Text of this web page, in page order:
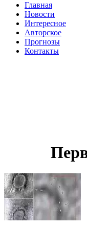
Главная
Новости
Интересное
Авторское
Прогнозы
Контакты